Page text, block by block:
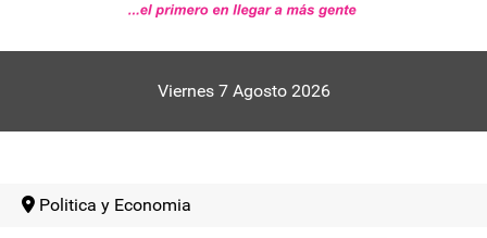
Viernes 7 Agosto 2026
Politica y Economia